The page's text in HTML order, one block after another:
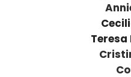
Teresa